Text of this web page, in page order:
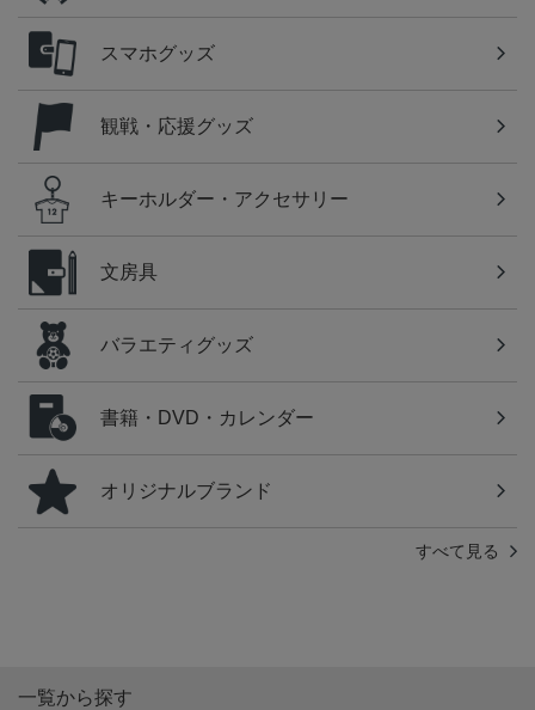
スマホグッズ
観戦・応援グッズ
キーホルダー・アクセサリー
文房具
バラエティグッズ
書籍・DVD・カレンダー
オリジナルブランド
すべて見る
一覧から探す